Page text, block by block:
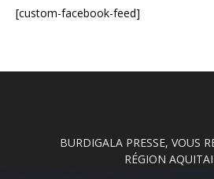
[custom-facebook-feed]
BURDIGALA PRESSE, VOUS
RÉGION